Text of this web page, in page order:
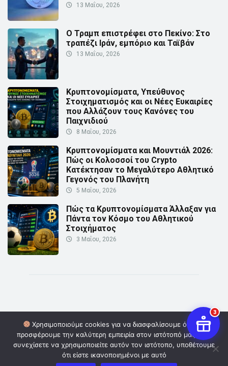
3
13 Μαΐου, 2026
Ο Τραμπ επιστρέφει στο Πεκίνο: Στο
τραπέζι Ιράν, εμπόριο και Ταϊβάν
13 Μαΐου, 2026
Κρυπτονομίσματα, Υπεύθυνος
Στοιχηματισμός και οι Νέες Ευκαιρίες
που Αλλάζουν τους Κανόνες του
Παιχνιδιού
8 Μαΐου, 2026
Κρυπτονομίσματα και Μουντιάλ 2026:
Πώς οι Κολοσσοί του Crypto
Κατέκτησαν το Μεγαλύτερο Αθλητικό
Γεγονός του Πλανήτη
5 Μαΐου, 2026
Πώς τα Κρυπτονομίσματα Άλλαξαν για
Πάντα τον Κόσμο του Αθλητικού
Στοιχήματος
3 Μαΐου, 2026
© Copyright 2026 | Powered by Digital Οwners
| Επικοινωνία:
info@cryptoinformer.gr
Πολιτική Απορρήτου Όροι και Προϋποθέσεις
Χρησιμοποιούμε cookies για να διασφαλίσουμε ότι σας
προσφέρουμε την καλύτερη εμπειρία στον ιστότοπό μας. Εάν
συνεχίσετε να χρησιμοποιείτε αυτόν τον ιστότοπο, υποθέτουμε
ότι είστε ικανοποιημένοι με αυτό